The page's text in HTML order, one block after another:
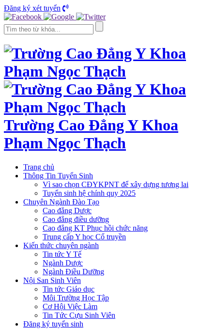
Đăng ký xét tuyển
Trường Cao Đẳng Y Khoa
Phạm Ngọc Thạch
Trang chủ
Thông Tin Tuyển Sinh
Vì sao chọn CĐYKPNT để xây dựng tương lai
Tuyển sinh hệ chính quy 2025
Chuyên Ngành Đào Tạo
Cao đẳng Dược
Cao đẳng điều dưỡng
Cao đẳng KT Phục hồi chức năng
Trung cấp Y học Cổ truyền
Kiến thức chuyên ngành
Tin tức Y Tế
Ngành Dược
Ngành Điều Dưỡng
Nội San Sinh Viên
Tin tức Giáo dục
Môi Trường Học Tập
Cơ Hội Việc Làm
Tin Tức Cựu Sinh Viên
Đăng ký tuyển sinh